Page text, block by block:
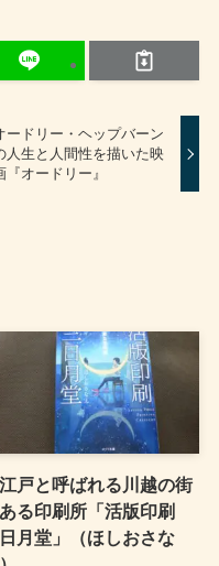
ードリー・ヘップバーン
人生と人間性を描いた映
『オードリー』
戸と呼ばれる川越の街
る印刷所「活版印刷
月堂」（ほしおさな